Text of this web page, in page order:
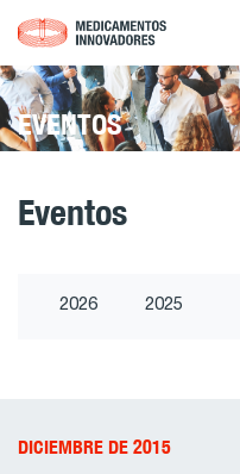
EVENTOS
Eventos
2026 2025
DICIEMBRE DE 2015